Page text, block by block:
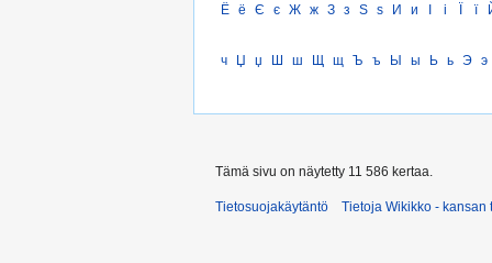
Ё ё Є є Ж ж З з Ѕ ѕ И и І і Ї ї
ч Џ џ Ш ш Щ щ Ъ ъ Ы ы Ь ь Э э
Tämä sivu on näytetty 11 586 kertaa.
Tietosuojakäytäntö Tietoja Wikikko - kansan